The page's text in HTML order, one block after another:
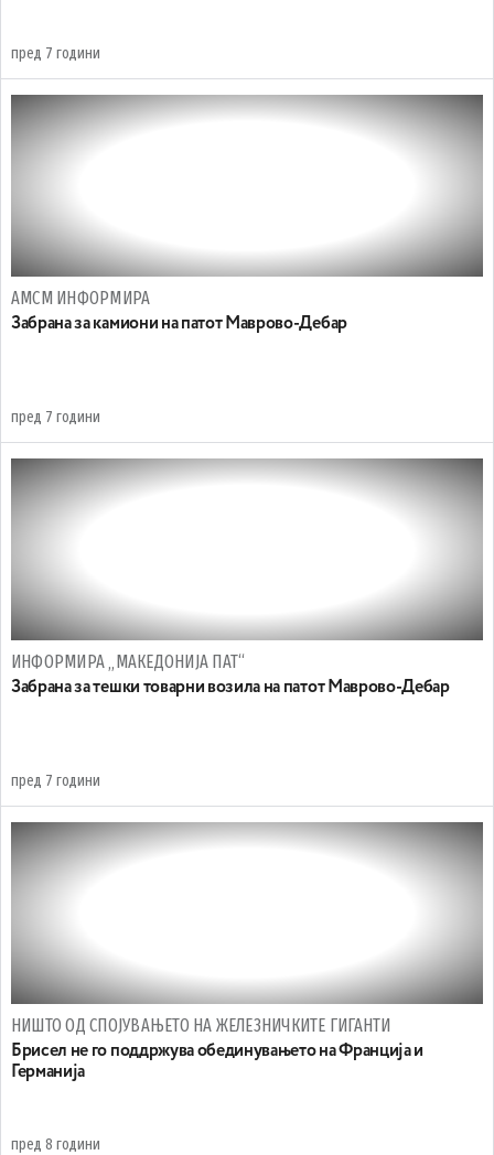
пред 7 години
АМСМ ИНФОРМИРА
Забрана за камиони на патот Маврово-Дебар
пред 7 години
ИНФОРМИРА „МАКЕДОНИЈА ПАТ“
Забрана за тешки товарни возила на патот Маврово-Дебар
пред 7 години
НИШТО ОД СПОЈУВАЊЕТО НА ЖЕЛЕЗНИЧКИТЕ ГИГАНТИ
Брисел не го поддржува обединувањето на Франција и
Германија
пред 8 години